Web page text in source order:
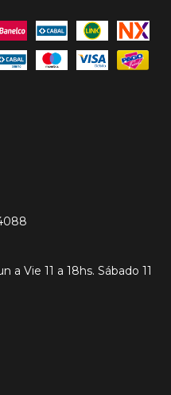
a Vie 11 a 18hs. Sábado 11